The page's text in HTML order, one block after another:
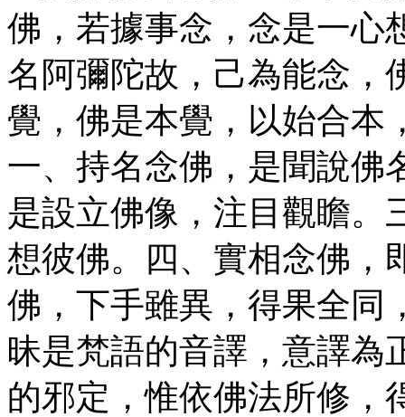
佛，若據事念，念是一心
名阿彌陀故，己為能念，
覺，佛是本覺，以始合本
一、持名念佛，是聞說佛
是設立佛像，注目觀瞻。
想彼佛。四、實相念佛，
佛，下手雖異，得果全同
昧是梵語的音譯，意譯為
的邪定，惟依佛法所修，